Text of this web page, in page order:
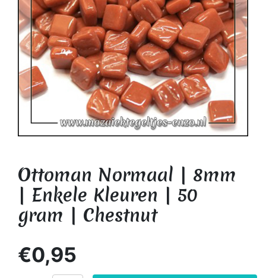
Ottoman Normaal | 8mm
| Enkele Kleuren | 50
gram | Chestnut
€0,95